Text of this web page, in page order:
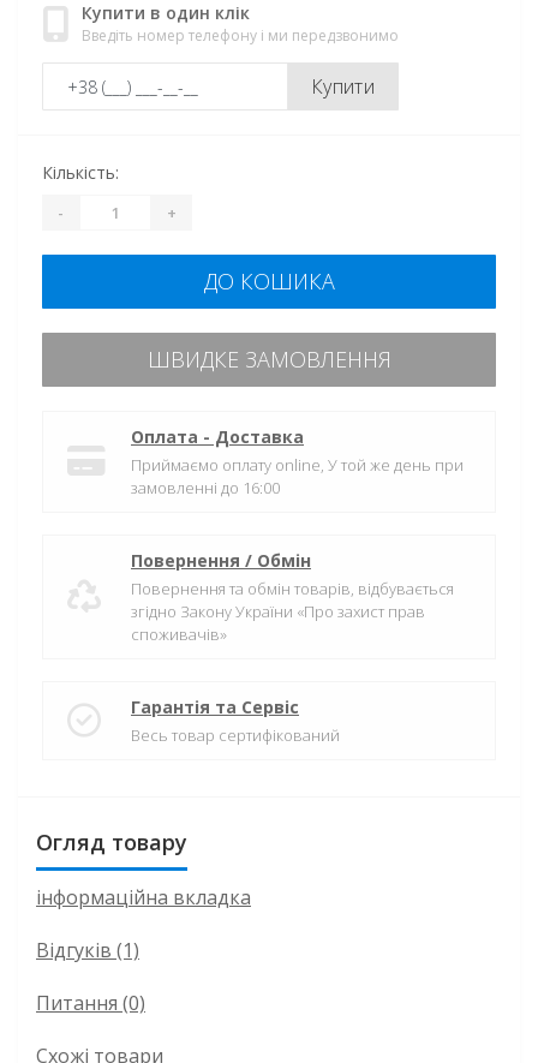
Купити в один клік
Введіть номер телефону і ми передзвонимо
Купити
Кількість:
- +
ДО КОШИКА
ШВИДКЕ ЗАМОВЛЕННЯ
Оплата - Доставка
Приймаємо оплату online, У той же день при
замовленні до 16:00
Повернення / Обмін
Повернення та обмін товарів, відбувається
згідно Закону України «Про захист прав
споживачів»
Гарантія та Сервіс
Весь товар сертифікований
Огляд товару
інформаційна вкладка
Відгуків (1)
Питання (0)
Схожі товари